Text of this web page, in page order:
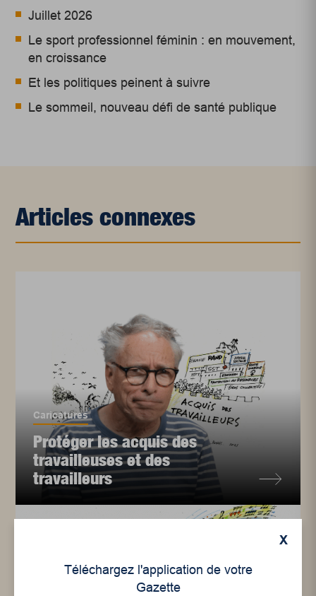
Juillet 2026
Le sport professionnel féminin : en mouvement,
en croissance
Et les politiques peinent à suivre
Le sommeil, nouveau défi de santé publique
Articles connexes
Caricatures
Protéger les acquis des
travailleuses et des
travailleurs
X
Téléchargez l'application de votre
Gazette